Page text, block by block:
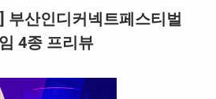
부산인디커넥트페스티벌
4종 프리뷰